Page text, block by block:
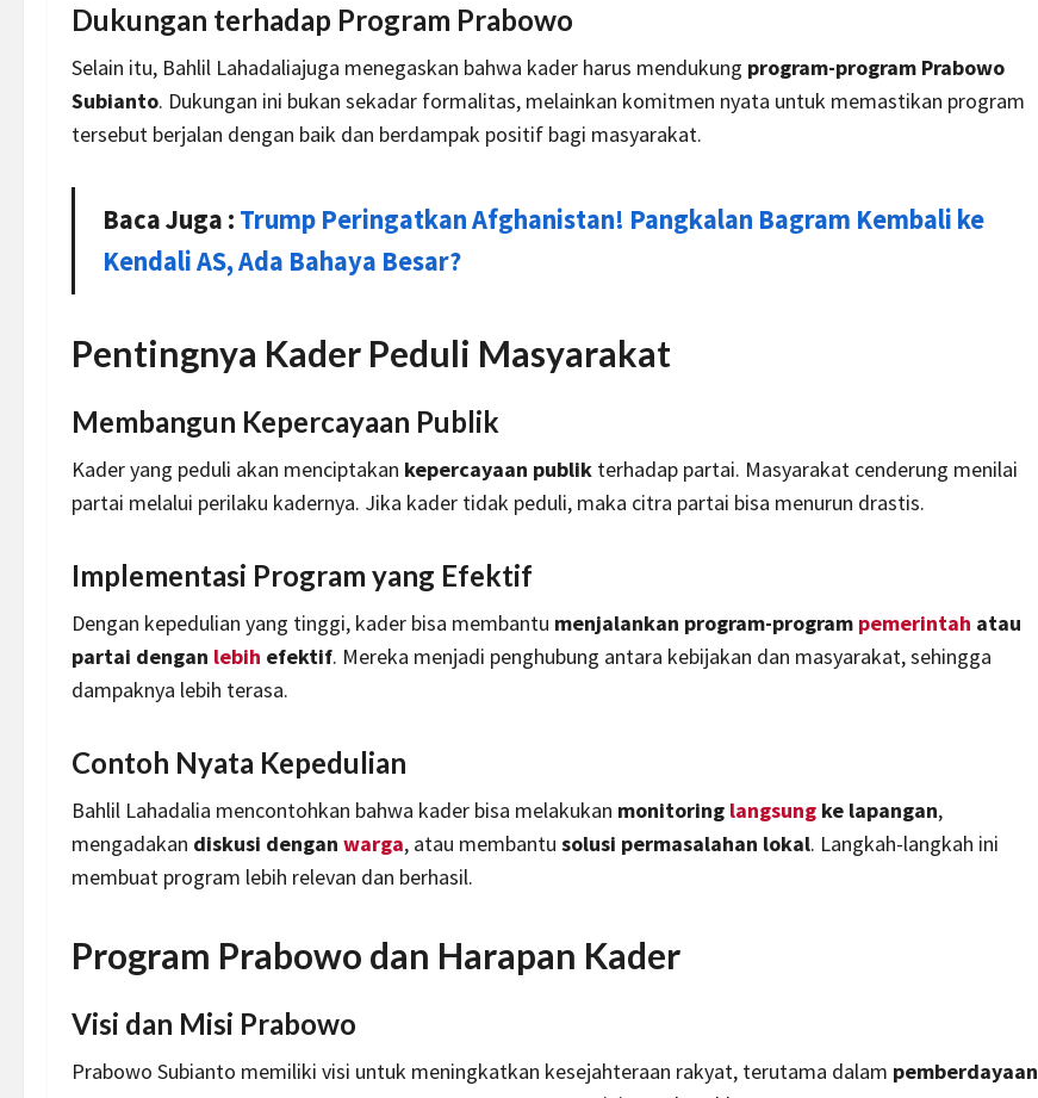
Dukungan terhadap Program Prabowo
Selain itu, Bahlil Lahadaliajuga menegaskan bahwa kader harus mendukung program-program Prabowo
Subianto. Dukungan ini bukan sekadar formalitas, melainkan komitmen nyata untuk memastikan program
tersebut berjalan dengan baik dan berdampak positif bagi masyarakat.
Baca Juga : Trump Peringatkan Afghanistan! Pangkalan Bagram Kembali ke
Kendali AS, Ada Bahaya Besar?
Pentingnya Kader Peduli Masyarakat
Membangun Kepercayaan Publik
Kader yang peduli akan menciptakan kepercayaan publik terhadap partai. Masyarakat cenderung menilai
partai melalui perilaku kadernya. Jika kader tidak peduli, maka citra partai bisa menurun drastis.
Implementasi Program yang Efektif
Dengan kepedulian yang tinggi, kader bisa membantu menjalankan program-program pemerintah atau
partai dengan lebih efektif. Mereka menjadi penghubung antara kebijakan dan masyarakat, sehingga
dampaknya lebih terasa.
Contoh Nyata Kepedulian
Bahlil Lahadalia mencontohkan bahwa kader bisa melakukan monitoring langsung ke lapangan,
mengadakan diskusi dengan warga, atau membantu solusi permasalahan lokal. Langkah-langkah ini
membuat program lebih relevan dan berhasil.
Program Prabowo dan Harapan Kader
Visi dan Misi Prabowo
Prabowo Subianto memiliki visi untuk meningkatkan kesejahteraan rakyat, terutama dalam pemberdayaan